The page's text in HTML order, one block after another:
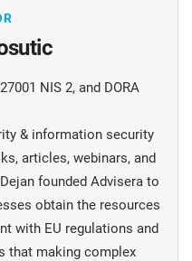
NIS 2, and DORA
& information security
articles, webinars, and
founded Advisera to
obtain the resources
with EU regulations and
that making complex